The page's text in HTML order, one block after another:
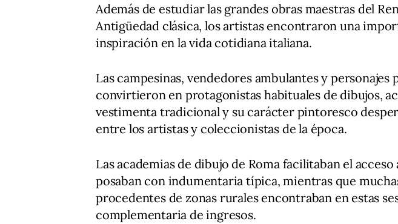
Además de estudiar las grandes obras maestras del
Antigüedad clásica, los artistas encontraron una
inspiración en la vida cotidiana italiana.
Las campesinas, vendedores ambulantes y personajes
convirtieron en protagonistas habituales de dibujos,
vestimenta tradicional y su carácter pintoresco
entre los artistas y coleccionistas de la época.
Las academias de dibujo de Roma facilitaban el acceso
posaban con indumentaria típica, mientras que
procedentes de zonas rurales encontraban en estas
complementaria de ingresos.